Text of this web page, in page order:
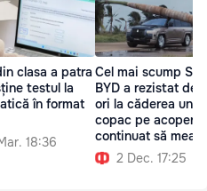
clasa a patra
testul la
în format
18:36
Cel mai scump
BYD a rezistat de
ori la căderea unui
copac pe acoperiș
continuat să
2 Dec. 17:25